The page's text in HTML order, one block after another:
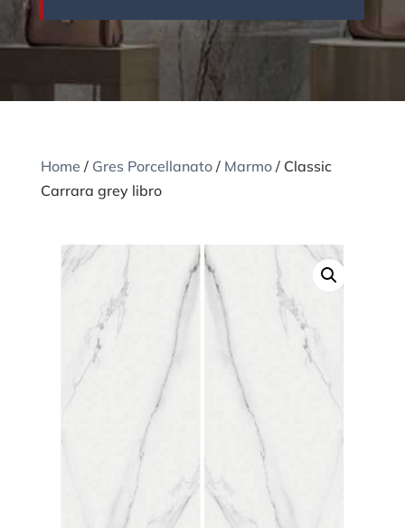
Home / Gres Porcellanato/ Marmo/ Classic
Carrara grey libro